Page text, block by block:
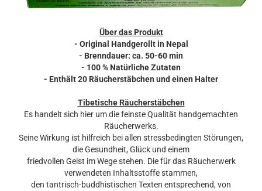
Über das Produkt
- Original Handgerollt in Nepal
- Brenndauer: ca. 50-60 min
- 100 % Natürliche Zutaten
- Enthält 20 Räucherstäbchen und einen Halter
Tibetische Räucherstäbchen
Es handelt sich hier um die feinste Qualität handgemachten
Räucherwerks.
Seine Wirkung ist hilfreich bei allen stressbedingten Störungen,
die Gesundheit, Glück und einem
friedvollen Geist im Wege stehen. Die für das Räucherwerk
verwendeten Inhaltsstoffe stammen,
den tantrisch-buddhistischen Texten entsprechend, von